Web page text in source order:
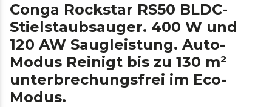
Conga Rockstar RS50 BLDC-
Stielstaubsauger. 400 W und
120 AW Saugleistung. Auto-
Modus Reinigt bis zu 130 m²
unterbrechungsfrei im Eco-
Modus.